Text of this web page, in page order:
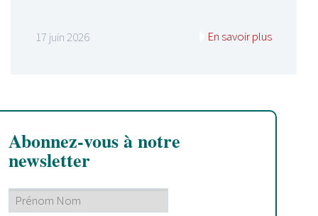
17 juin 2026 En savoir plus
Abonnez-vous à notre
newsletter